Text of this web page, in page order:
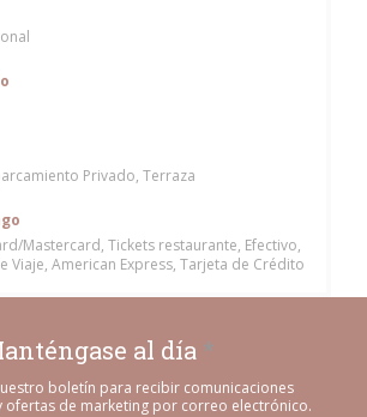
Privado, Terraza
Mastercard, Tickets restaurante, Efectivo,
Viaje, American Express, Tarjeta de Crédito
al día *
boletín para recibir comunicaciones
ofertas de marketing por correo electrónico.